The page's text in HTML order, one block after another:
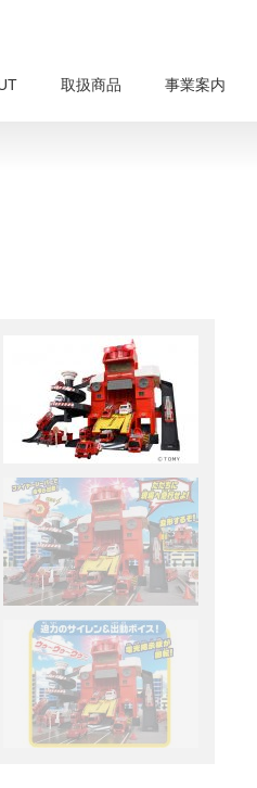
取扱商品 事業案内